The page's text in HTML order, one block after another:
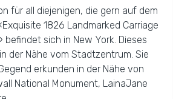
für all diejenigen, die gern auf dem
1826 Landmarked Carriage
befindet sich in New York. Dieses
der Nähe vom Stadtzentrum. Sie
erkunden in der Nähe von
National Monument, LainaJane